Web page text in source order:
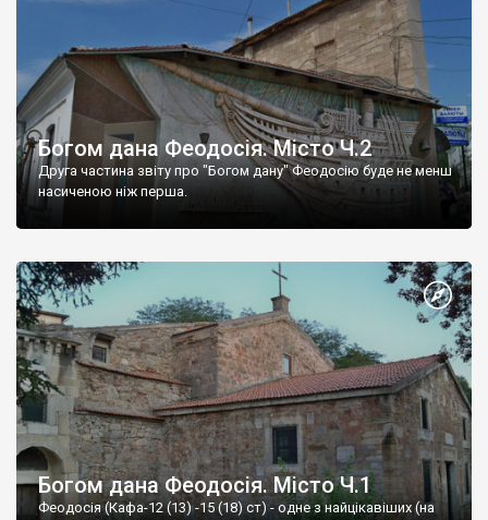
Богом дана Феодосія. Місто Ч.2
Друга частина звіту про "Богом дану" Феодосію буде не менш
насиченою ніж перша.
Богом дана Феодосія. Місто Ч.1
Феодосія (Кафа-12 (13) -15 (18) ст) - одне з найцікавіших (на